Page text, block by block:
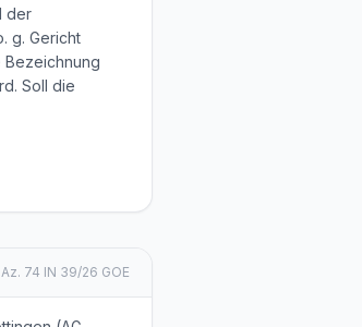
der
g. Gericht
Bezeichnung
Soll die
Az. 74 IN 39/26 GOE